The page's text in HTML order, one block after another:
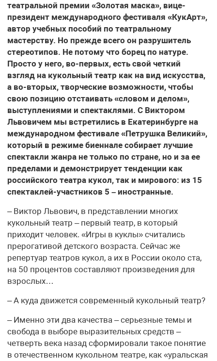
театральной премии «Золотая маска», вице-
президент международного фестиваля «КукАрт»,
автор учебных пособий по театральному
мастерству. Но прежде всего он разрушитель
стереотипов. Не потому что борец по натуре.
Просто у него, во-первых, есть свой четкий
взгляд на кукольный театр как на вид искусства,
а во-вторых, творческие возможности, чтобы
свою позицию отстаивать «словом и делом»,
выступлениями и спектаклями. С Виктором
Львовичем мы встретились в Екатеринбурге на
международном фестивале «Петрушка Великий»,
который в режиме биеннале собирает лучшие
спектакли жанра не только по стране, но и за ее
пределами и демонстрирует тенденции как
российского театра кукол, так и мирового: из 15
спектаклей-участников 5 – иностранные.
– Виктор Львович, в представлении многих
кукольный театр – первый театр, в который
приходит человек. «Игры в куклы» считались
прерогативой детского возраста. Сейчас же
репертуар театров кукол, а их в России около ста,
на 50 процентов составляют произведения для
взрослых…
– А куда движется современный кукольный театр?
– Именно эти два качества – серьезные темы и
свобода в выборе выразительных средств –
четверть века назад сформировали такое понятие
в отечественном кукольном театре, как «уральская